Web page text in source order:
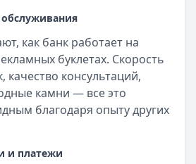
как банк работает на
буклетах. Скорость
качество консультаций,
камни — все это
благодаря опыту других
и платежи